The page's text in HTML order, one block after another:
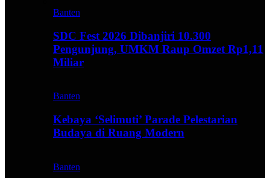
Banten
SDC Fest 2026 Dibanjiri 10.300
Pengunjung, UMKM Raup Omzet Rp1,11
Miliar
Banten
Kebaya ‘Selimuti’ Parade Pelestarian
Budaya di Ruang Modern
Banten